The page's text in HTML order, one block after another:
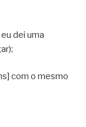
dei uma
com o mesmo